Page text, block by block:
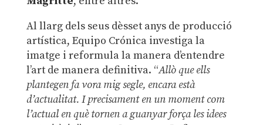
Al llarg dels seus dèsset anys de producció
artística, Equipo Crónica investiga la
imatge i reformula la manera d’entendre
l’art de manera definitiva. “Allò que ells
plantegen fa vora mig segle, encara està
d’actualitat. I precisament en un moment com
l’actual en què tornen a guanyar força les idees